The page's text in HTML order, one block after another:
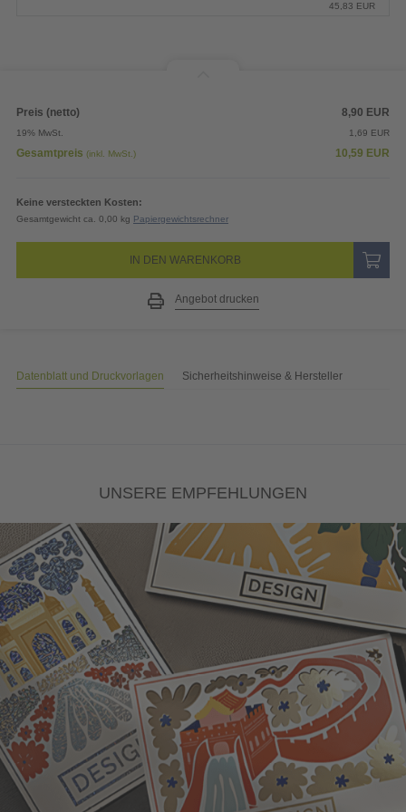
45,83 EUR
Preis (netto) 8,90 EUR
19% MwSt. 1,69 EUR
Gesamtpreis (inkl. MwSt.) 10,59 EUR
Keine versteckten Kosten:
Gesamtgewicht ca. 0,00 kg Papiergewichtsrechner
IN DEN WARENKORB
Angebot drucken
Datenblatt und Druckvorlagen Sicherheitshinweise & Hersteller
UNSERE EMPFEHLUNGEN